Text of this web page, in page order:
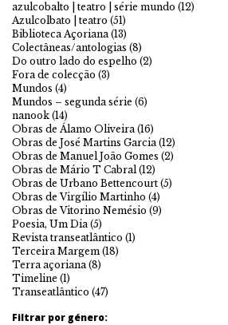
azulcobalto | teatro | série mundo (12)
Azulcolbato | teatro (51)
Biblioteca Açoriana(13)
Colectâneas/antologias (8)
Do outro lado do espelho (2)
Fora de colecção (3)
Mundos (4)
Mundos – segunda série (6)
nanook (14)
Obras de Álamo Oliveira(16)
Obras de José Martins Garcia(12)
Obras de Manuel João Gomes (2)
Obras de Mário T Cabral(12)
Obras de Urbano Bettencourt (5)
Obras de Virgílio Martinho (4)
Obras de Vitorino Nemésio (9)
Poesia, Um Dia(5)
Revista transeatlântico (1)
Terceira Margem (18)
Terra açoriana(8)
Timeline (1)
Transeatlântico (47)
Filtrar por género: